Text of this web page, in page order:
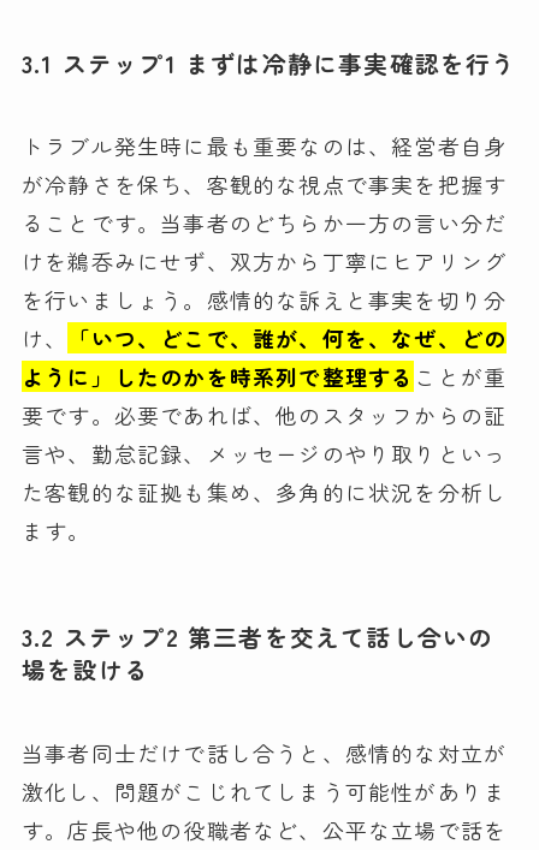
3.1 ステップ1 まずは冷静に事実確認を行う
トラブル発生時に最も重要なのは、経営者自身
が冷静さを保ち、客観的な視点で事実を把握す
ることです。当事者のどちらか一方の言い分だ
けを鵜呑みにせず、双方から丁寧にヒアリング
を行いましょう。感情的な訴えと事実を切り分
け、
「いつ、どこで、誰が、何を、なぜ、どの
ように」したのかを時系列で整理する ことが重
要です。必要であれば、他のスタッフからの証
言や、勤怠記録、メッセージのやり取りといっ
た客観的な証拠も集め、多角的に状況を分析し
ます。
3.2 ステップ2 第三者を交えて話し合いの
場を設ける
当事者同士だけで話し合うと、感情的な対立が
激化し、問題がこじれてしまう可能性がありま
す。店長や他の役職者など、公平な立場で話を